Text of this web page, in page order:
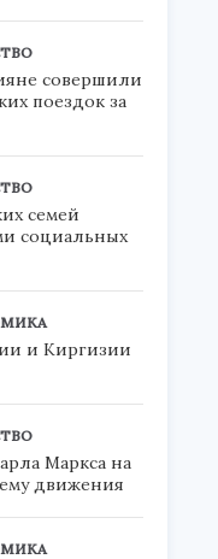
совершили
поездок за
семей
социальных
и Киргизии
Маркса на
движения